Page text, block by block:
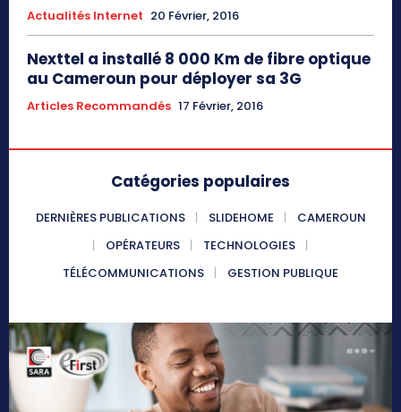
Actualités Internet 20 Février, 2016
Nexttel a installé 8 000 Km de fibre optique
au Cameroun pour déployer sa 3G
Articles Recommandés 17 Février, 2016
Catégories populaires
DERNIÈRES PUBLICATIONS SLIDEHOME
CAMEROUN
OPÉRATEURS
TECHNOLOGIES
TÉLÉCOMMUNICATIONS
GESTION PUBLIQUE